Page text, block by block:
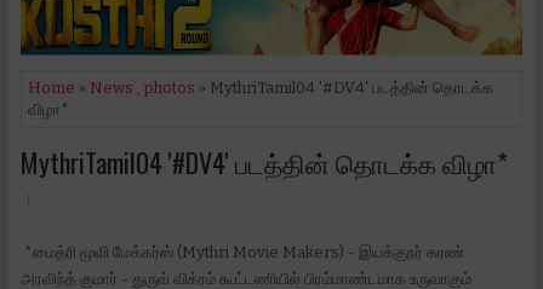
Home » News photos » MythriTamil04 '#DV4' படத்தின் தொடக்க
விழா*
MythriTamil04 '#DV4' படத்தின் தொடக்க விழா*
*மைத்ரி மூவி மேக்கர்ஸ் (Mythri Movie Makers) - இயக்குநர் கரண்
அரவிந்த் குமார் - துருவ் விக்ரம் கூட்டணியில் பிரம்மாண்டமாக உருவாகும்‌